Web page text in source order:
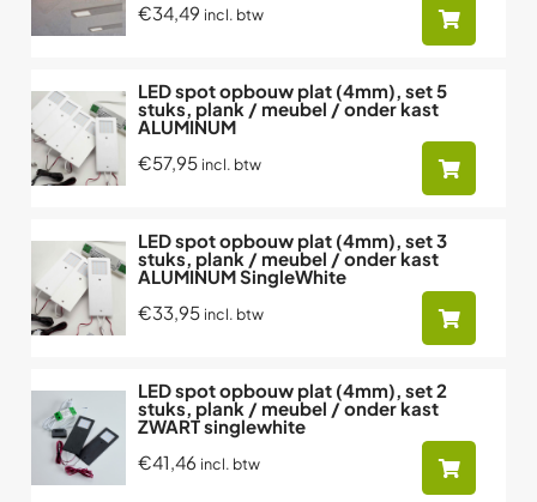
€34,49 incl. btw
LED spot opbouw plat (4mm), set 5
stuks, plank / meubel / onder kast
ALUMINUM
€57,95 incl. btw
LED spot opbouw plat (4mm), set 3
stuks, plank / meubel / onder kast
ALUMINUM SingleWhite
€33,95 incl. btw
LED spot opbouw plat (4mm), set 2
stuks, plank / meubel / onder kast
ZWART singlewhite
€41,46 incl. btw